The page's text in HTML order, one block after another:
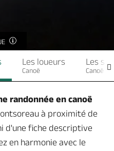
Les loueurs
Canoë
Les
Canoë
randonnée en canoë
à proximité de
d'une fiche descriptive
en harmonie avec le